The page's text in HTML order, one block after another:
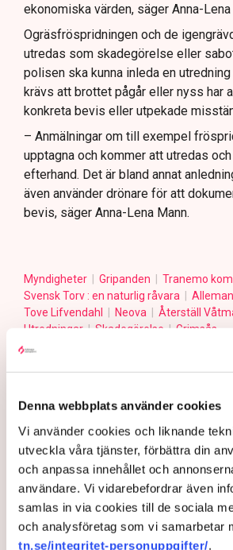
Denna webbplats använder cookies
Vi använder cookies och liknande
utveckla våra tjänster, förbättra din
och anpassa innehållet och
användare. Vi vidarebefordrar även
samlas in via cookies till de sociala
och analysföretag som vi samarbetar
tn.se/integritet-personuppgifter/.
ekonomiska värden, säger Anna-Lena
Ogräsfröspridningen och de
utredas som skadegörelse eller
polisen ska kunna inleda en
krävs att brottet pågår eller nyss har
konkreta bevis eller utpekade
– Anmälningar om till exempel
upptagna och kommer att utredas
efterhand. Det är bland annat
även använder drönare för att
bevis, säger Anna-Lena Mann.
Myndigheter Gripanden Tranemo
Svensk Torv : en naturlig råvara
Tove Lifvendahl
Neova Återställ
Utredningar
Skadegörelse Grimsås
Gabriel Cardona Cervantes
gabriel.cardona.cervantes@tn.se
Publicerad: 6 aug 2026, 12:35
Uppdaterad: 7 aug 2026, 09:58
LÄS ÄVEN